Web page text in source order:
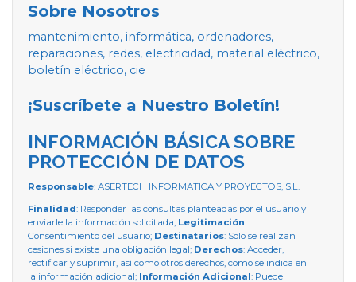
Sobre Nosotros
mantenimiento, informática, ordenadores,
reparaciones, redes, electricidad, material eléctrico,
boletín eléctrico, cie
¡Suscríbete a Nuestro Boletín!
INFORMACIÓN BÁSICA SOBRE
PROTECCIÓN DE DATOS
Responsable: ASERTECH INFORMATICA Y PROYECTOS, S.L.
Finalidad: Responder las consultas planteadas por el usuario y
enviarle la información solicitada; Legitimación:
Consentimiento del usuario; Destinatarios: Solo se realizan
cesiones si existe una obligación legal; Derechos: Acceder,
rectificar y suprimir, así como otros derechos, como se indica en
la información adicional; Información Adicional: Puede